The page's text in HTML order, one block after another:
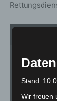
Stand:
Wir freuen